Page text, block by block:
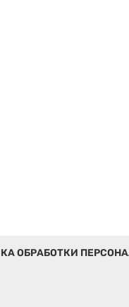
ОБРАБОТКИ